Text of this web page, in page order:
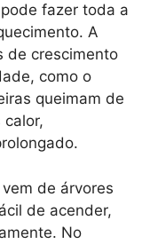
fazer toda a
A
de crescimento
como o
queimam de
de árvores
de acender,
No